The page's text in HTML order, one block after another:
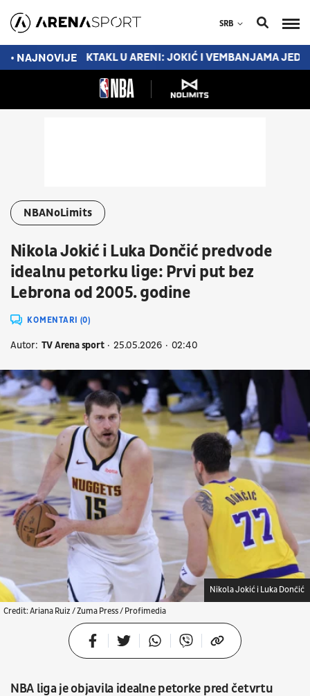
SRB
• NAJNOVIJE
BELE SPEKTAKL U ARENI: JOKIĆ I VEMBANJAMA JEDAN
NBANoLimits
Nikola Jokić i Luka Dončić predvode
idealnu petorku lige: Prvi put bez
Lebrona od 2005. godine
KOMENTARI (0)
Autor: TV Arena sport 25.05.2026 02:40
Credit: Ariana Ruiz / Zuma Press / Profimedia
Nikola Jokić i Luka Dončić
NBA liga je objavila idealne petorke pred četvrtu